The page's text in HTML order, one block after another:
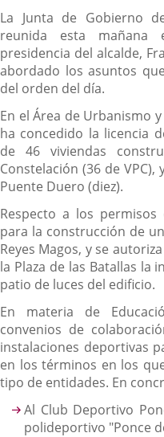
La Junta de Gobierno
reunida esta
presidencia del alcalde,
abordado los asuntos
del orden del día.
En el Área de Urbanismo
ha concedido la licencia
de 46 viviendas
Constelación (36 de
Puente Duero (diez).
Respecto a los
para la construcción de
Reyes Magos, y se
la Plaza de las Batallas la
patio de luces del edificio.
En materia de
convenios de
instalaciones deportivas
en los términos en los
tipo de entidades. En
Al Club Deportivo
polideportivo "Ponce